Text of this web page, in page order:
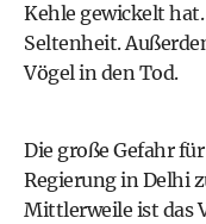
Kehle gewickelt
Seltenheit.
Vögel in den Tod.
Die große Gefahr
Regierung in Delhi
Mittlerweile ist das